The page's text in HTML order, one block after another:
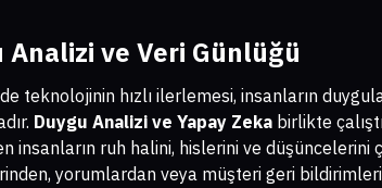
Analizi ve Veri Günlüğü
teknolojinin hızlı ilerlemesi, insanların
Duygu Analizi ve Yapay Zeka birlikte
insanların ruh halini, hislerini ve düşüncelerini
yorumlardan veya müşteri geri